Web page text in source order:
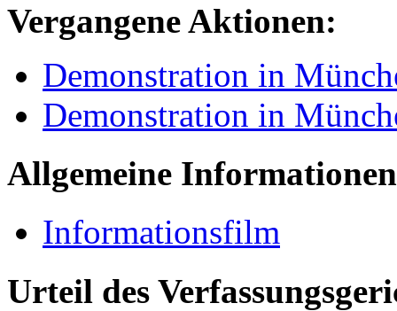
Vergangene Aktionen:
Demonstration in
Demonstration in
Allgemeine Informationen
Informationsfilm
Urteil des